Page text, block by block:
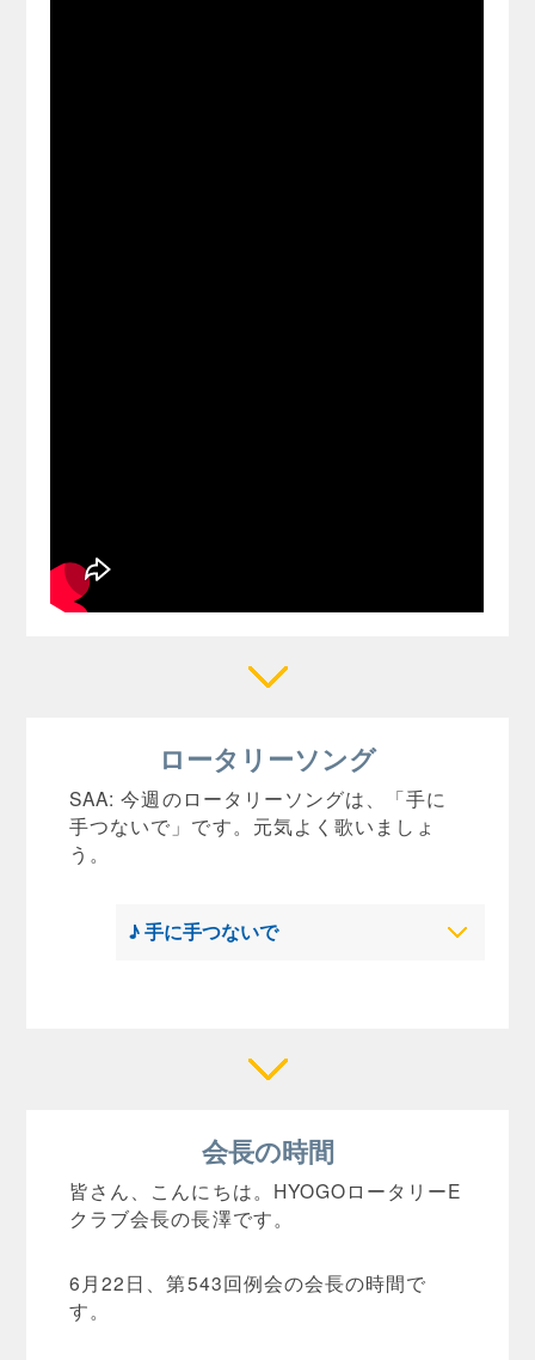
ロータリーソング
SAA: 今週のロータリーソングは、「手に
手つないで」です。元気よく歌いましょ
う。
♪ 手に手つないで
会長の時間
皆さん、こんにちは。HYOGOロータリーE
クラブ会長の長澤です。
6月22日、第543回例会の会長の時間で
す。